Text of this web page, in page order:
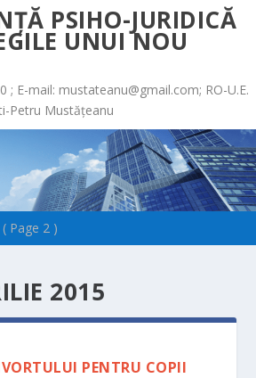
PSIHO-JURIDICĂ
UNUI NOU
; E-mail: mustateanu@gmail.com; RO-U.E.
Petru Mustățeanu
( Page 2 )
2015
PENTRU COPII